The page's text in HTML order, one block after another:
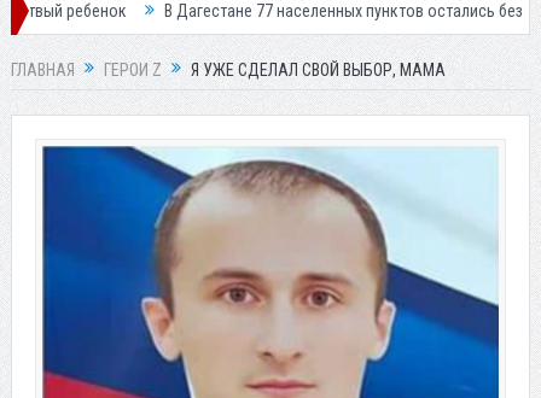
В Дагестане 77 населенных пунктов остались без света В
ГЛАВНАЯ ГЕРОИ Z Я УЖЕ СДЕЛАЛ СВОЙ ВЫБОР, МАМА